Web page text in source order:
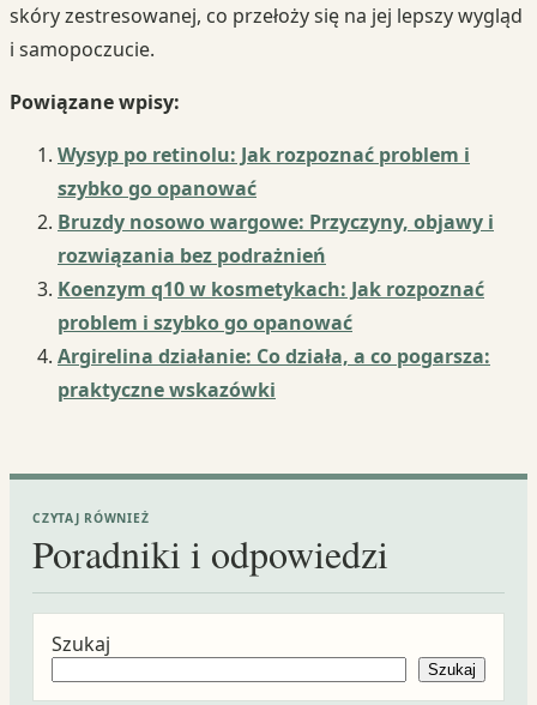
skóry zestresowanej, co przełoży się na jej lepszy wygląd
i samopoczucie.
Powiązane wpisy:
Wysyp po retinolu: Jak rozpoznać problem i
szybko go opanować
Bruzdy nosowo wargowe: Przyczyny, objawy i
rozwiązania bez podrażnień
Koenzym q10 w kosmetykach: Jak rozpoznać
problem i szybko go opanować
Argirelina działanie: Co działa, a co pogarsza:
praktyczne wskazówki
CZYTAJ RÓWNIEŻ
Poradniki i odpowiedzi
Szukaj
Szukaj